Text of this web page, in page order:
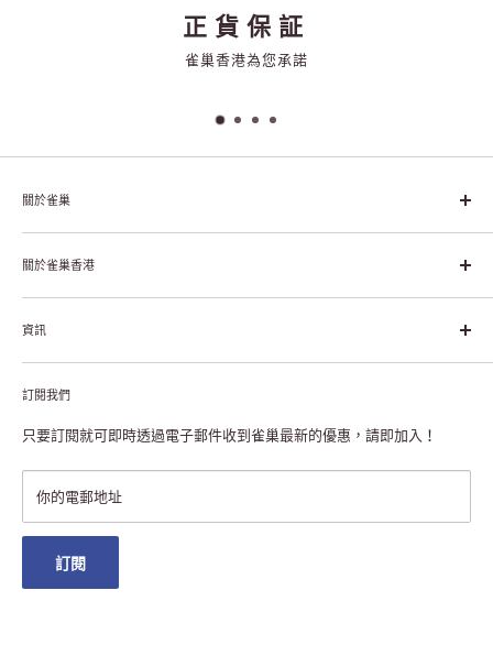
正貨保証
雀巢香港為您承諾
關於雀巢
雀巢集團起源於1866年的瑞士，目前是全球領先的「營養、健康、
幸福生活」企業。雀巢的目標是「我們充分發掘食品的力量，提升
關於雀巢香港
關於雀巢香港
雀巢香港創造共享價值
聯絡我們
私隱聲明
註冊NESCAFÉ® Dolce Gusto®咖啡機
資訊
付款及送貨
退貨或更換
常見問題
雀巢會員獎賞
澳門地區送貨
訂閱我們
只要訂閱就可即時透過電子郵件收到雀巢最新的優惠，請即加入！
你的電郵地址
訂閱